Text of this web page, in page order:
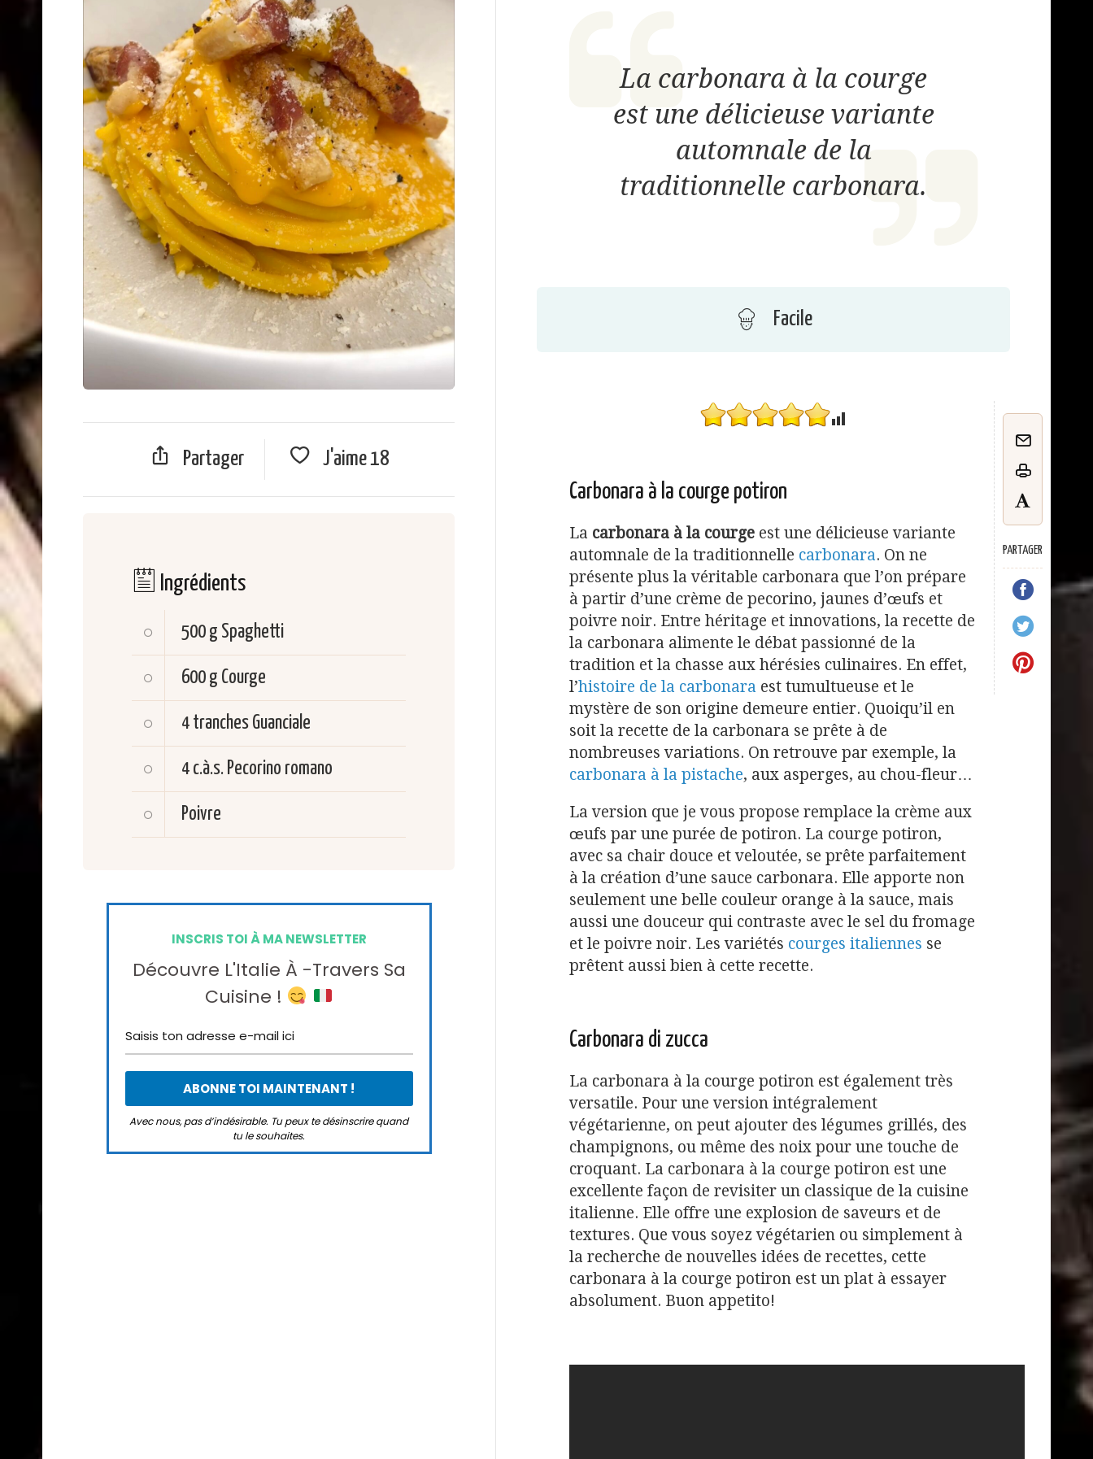
Partager J'aime18
Ingrédients
500 g Spaghetti
600 g Courge
4 tranches Guanciale
4 c.à.s. Pecorino romano
Poivre
INSCRIS TOI À MA NEWSLETTER
Découvre L'Italie À -travers Sa
Cuisine !
Avec nous, pas d’indésirable. Tu peux te désinscrire quand
tu le souhaites.
La carbonara à la courge
est une délicieuse variante
automnale de la
traditionnelle carbonara.
Facile
PARTAGER
Carbonara à la courge potiron
La carbonara à la courge est une délicieuse variante
automnale de la traditionnelle carbonara. On ne
présente plus la véritable carbonara que l’on prépare
à partir d’une crème de pecorino, jaunes d’œufs et
poivre noir. Entre héritage et innovations, la recette de
la carbonara alimente le débat passionné de la
tradition et la chasse aux hérésies culinaires. En effet,
l’histoire de la carbonara est tumultueuse et le
mystère de son origine demeure entier. Quoiqu’il en
soit la recette de la carbonara se prête à de
nombreuses variations. On retrouve par exemple, la
carbonara à la pistache, aux asperges, au chou-fleur…
La version que je vous propose remplace la crème aux
œufs par une purée de potiron. La courge potiron,
avec sa chair douce et veloutée, se prête parfaitement
à la création d’une sauce carbonara. Elle apporte non
seulement une belle couleur orange à la sauce, mais
aussi une douceur qui contraste avec le sel du fromage
et le poivre noir. Les variétés courges italiennes se
prêtent aussi bien à cette recette.
Carbonara di zucca
La carbonara à la courge potiron est également très
versatile. Pour une version intégralement
végétarienne, on peut ajouter des légumes grillés, des
champignons, ou même des noix pour une touche de
croquant. La carbonara à la courge potiron est une
excellente façon de revisiter un classique de la cuisine
italienne. Elle offre une explosion de saveurs et de
textures. Que vous soyez végétarien ou simplement à
la recherche de nouvelles idées de recettes, cette
carbonara à la courge potiron est un plat à essayer
absolument. Buon appetito!